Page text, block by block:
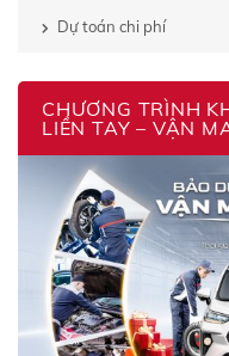
Dự toán chi phí
CHƯƠNG TRÌNH
LIỀN TAY – VẬN